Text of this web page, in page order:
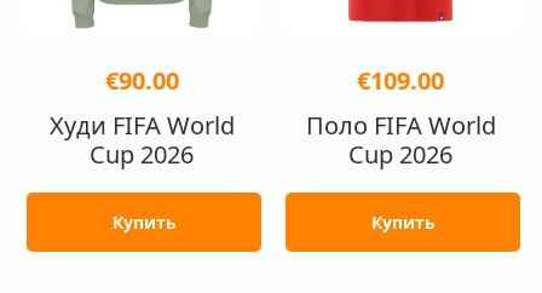
€90.00
Худи FIFA World
Cup 2026
Купить
€109.00
Поло FIFA World
Cup 2026
Купить